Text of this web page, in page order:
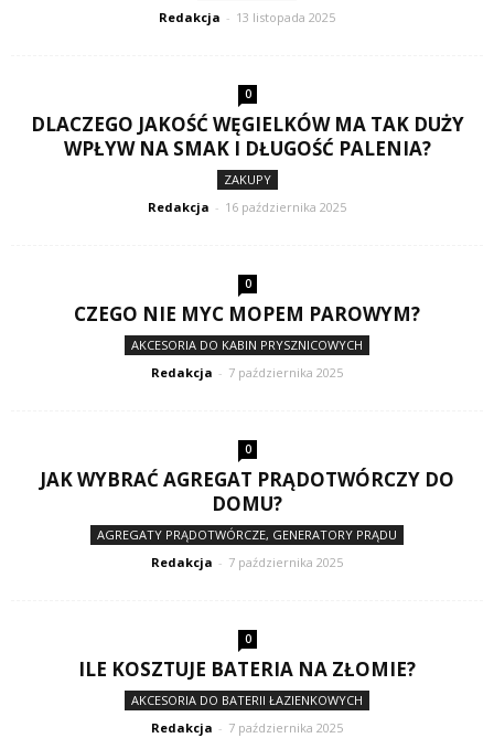
Redakcja - 13 listopada 2025
0
DLACZEGO JAKOŚĆ WĘGIELKÓW MA TAK DUŻY
WPŁYW NA SMAK I DŁUGOŚĆ PALENIA?
ZAKUPY
Redakcja - 16 października 2025
0
CZEGO NIE MYC MOPEM PAROWYM?
AKCESORIA DO KABIN PRYSZNICOWYCH
Redakcja - 7 października 2025
0
JAK WYBRAĆ AGREGAT PRĄDOTWÓRCZY DO
DOMU?
AGREGATY PRĄDOTWÓRCZE, GENERATORY PRĄDU
Redakcja - 7 października 2025
0
ILE KOSZTUJE BATERIA NA ZŁOMIE?
AKCESORIA DO BATERII ŁAZIENKOWYCH
Redakcja - 7 października 2025